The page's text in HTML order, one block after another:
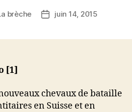
brèche
Datejuin 14, 2015
[1]
chevaux de bataille
en Suisse et en